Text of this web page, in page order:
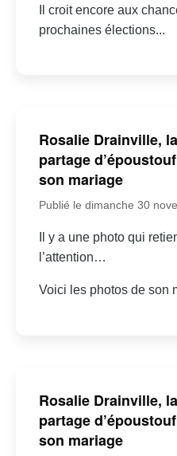
Il croit encore aux
prochaines élections...
Rosalie Drainville,
partage
son mariage
Publié le dimanche 30
Il y a une photo qui
l’attention…
Voici les photos de son
Rosalie Drainville,
partage
son mariage